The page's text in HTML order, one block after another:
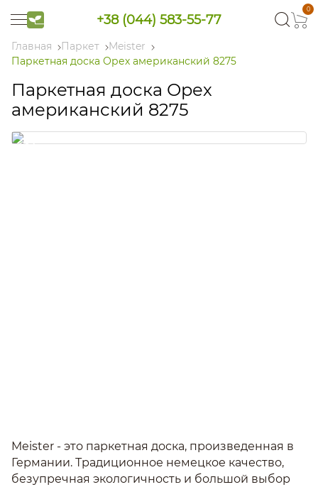
+38 (044) 583-55-77
0
Главная Паркет
Meister
Паркетная доска Орех американский 8275
Паркетная доска Орех
американский 8275
Meister - это паркетная доска, произведенная в
Германии. Традиционное немецкое качество,
безупречная экологичность и большой выбор